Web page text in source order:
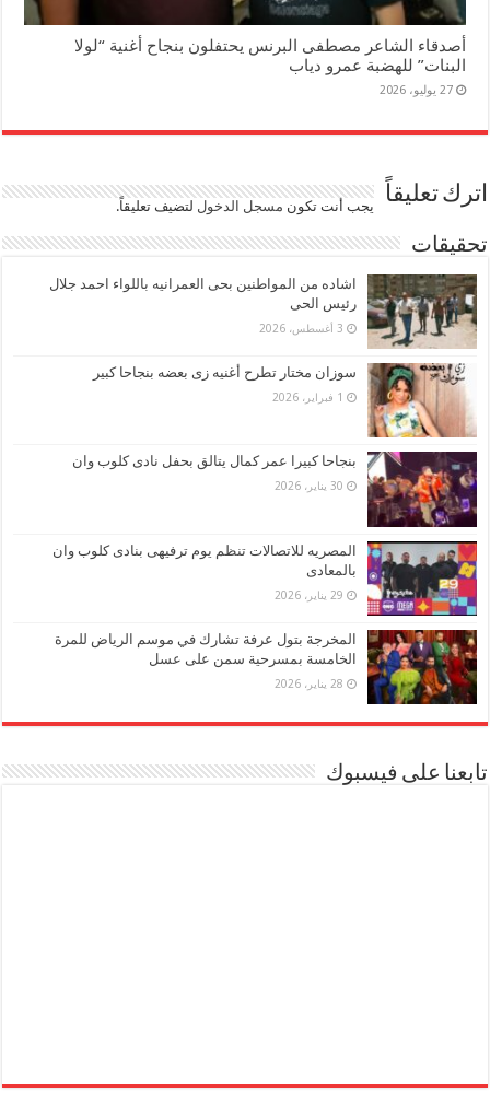
أصدقاء الشاعر مصطفى البرنس يحتفلون بنجاح أغنية “لولا
البنات” للهضبة عمرو دياب
27 يوليو، 2026
اترك تعليقاً يجب أنت تكون مسجل الدخول لتضيف تعليقاً.
تحقيقات
اشاده من المواطنين بحى العمرانيه باللواء احمد جلال
رئيس الحى
3 أغسطس، 2026
سوزان مختار تطرح أغنيه زى بعضه بنجاحا كبير
1 فبراير، 2026
بنجاحا كبيرا عمر كمال يتالق بحفل نادى كلوب وان
30 يناير، 2026
المصريه للاتصالات تنظم يوم ترفيهى بنادى كلوب وان
بالمعادى
29 يناير، 2026
المخرجة بتول عرفة تشارك في موسم الرياض للمرة
الخامسة بمسرحية سمن على عسل
28 يناير، 2026
تابعنا على فيسبوك